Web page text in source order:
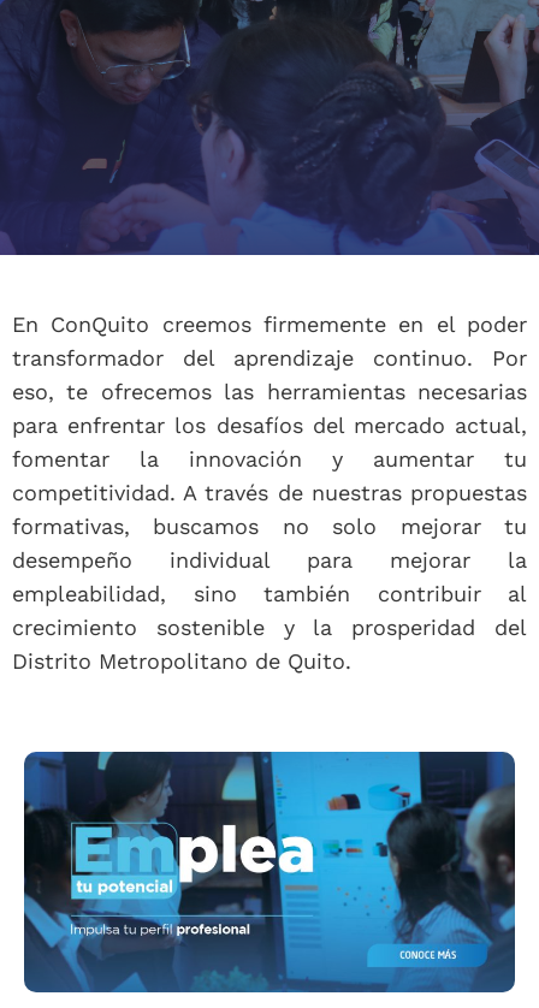
En ConQuito creemos firmemente en el poder
transformador del aprendizaje continuo. Por
eso, te ofrecemos las herramientas necesarias
para enfrentar los desafíos del mercado actual,
fomentar la innovación y aumentar tu
competitividad. A través de nuestras propuestas
formativas, buscamos no solo mejorar tu
desempeño individual para mejorar la
empleabilidad, sino también contribuir al
crecimiento sostenible y la prosperidad del
Distrito Metropolitano de Quito.